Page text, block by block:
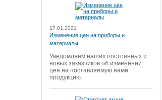
17.01.2021
Изменение цен на приборы и
материалы
Уведомляем наших постоянных и
новых заказчиков об изменении
цен на поставляемую нами
продукцию.